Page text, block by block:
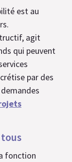
est au
agit
qui peuvent
par des
tous
fonction